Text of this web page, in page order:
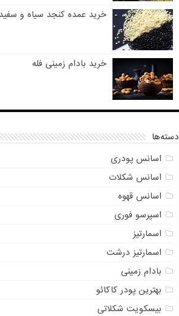
خرید عمده کنجد سیاه و سفید
خرید بادام زمینی فله
دسته‌ها
اسانس پودری
اسانس شکلات
اسانس قهوه
اسپرسو فوری
اسمارتیز
اسمارتیز درشت
بادام زمینی
بهترین پودر کاکائو
بیسکویت شکلاتی